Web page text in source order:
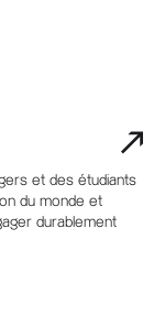
et des étudiants
du monde et
durablement